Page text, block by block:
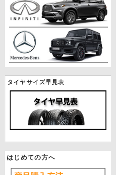
タイヤサイズ早見表
はじめての方へ